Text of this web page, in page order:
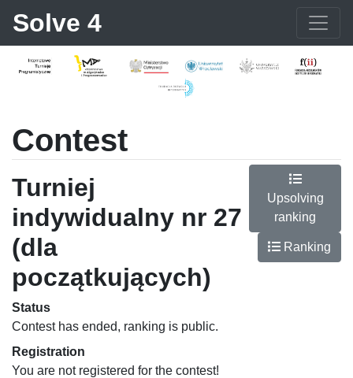
Solve 4
Contest
Turniej
indywidualny nr 27
(dla
początkujących)
Upsolving
ranking
Ranking
Status
Contest has ended, ranking is public.
Registration
You are not registered for the contest!